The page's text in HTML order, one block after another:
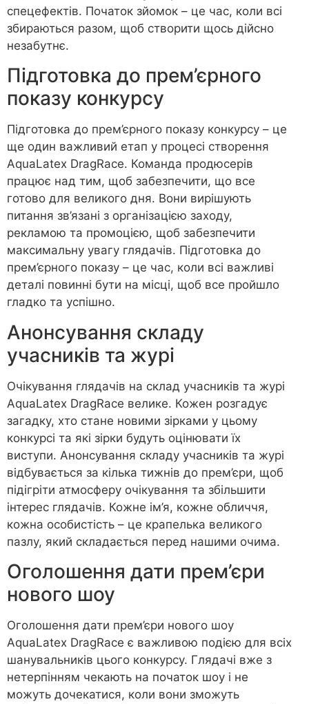
спецефектів. Початок зйомок – це час, коли всі
збираються разом, щоб створити щось дійсно
незабутнє.
Підготовка до прем’єрного
показу конкурсу
Підготовка до прем’єрного показу конкурсу – це
ще один важливий етап у процесі створення
AquaLatex DragRace. Команда продюсерів
працює над тим, щоб забезпечити, що все
готово для великого дня. Вони вирішують
питання зв’язані з організацією заходу,
рекламою та промоцією, щоб забезпечити
максимальну увагу глядачів. Підготовка до
прем’єрного показу – це час, коли всі важливі
деталі повинні бути на місці, щоб все пройшло
гладко та успішно.
Анонсування складу
учасників та журі
Очікування глядачів на склад учасників та журі
AquaLatex DragRace велике. Кожен розгадує
загадку, хто стане новими зірками у цьому
конкурсі та які зірки будуть оцінювати їх
виступи. Анонсування складу учасників та журі
відбувається за кілька тижнів до прем’єри, щоб
підігріти атмосферу очікування та збільшити
інтерес глядачів. Кожне ім’я, кожне обличчя,
кожна особистість – це крапелька великого
пазлу, який складається перед нашими очима.
Оголошення дати прем’єри
нового шоу
Оголошення дати прем’єри нового шоу
AquaLatex DragRace є важливою подією для всіх
шанувальників цього конкурсу. Глядачі вже з
нетерпінням чекають на початок шоу і не
можуть дочекатися, коли вони зможуть